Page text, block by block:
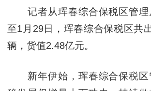
记者从珲春综合保税区管理
至1月29日，珲春综合保税区共
辆，货值2.48亿元。
新年伊始，珲春综合保税区